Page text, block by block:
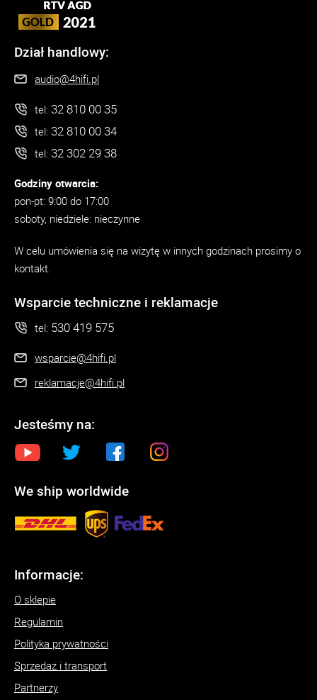
Dział handlowy:
audio@4hifi.pl
tel: 32 810 00 35
tel: 32 810 00 34
tel: 32 302 29 38
Godziny otwarcia:
pon-pt: 9:00 do 17:00
soboty, niedziele: nieczynne
W celu umówienia się na wizytę w innych godzinach prosimy o
kontakt.
Wsparcie techniczne i reklamacje
tel: 530 419 575
wsparcie@4hifi.pl
reklamacje@4hifi.pl
Jesteśmy na:
We ship worldwide
Informacje:
O sklepie
Regulamin
Polityka prywatności
Sprzedaż i transport
Partnerzy